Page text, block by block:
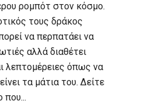
ρομπότ στον κόσμο.
τους δράκος
να περπατάει να
αλλά διαθέτει
λεπτομέρειες όπως να
τα μάτια του. Δείτε
που...